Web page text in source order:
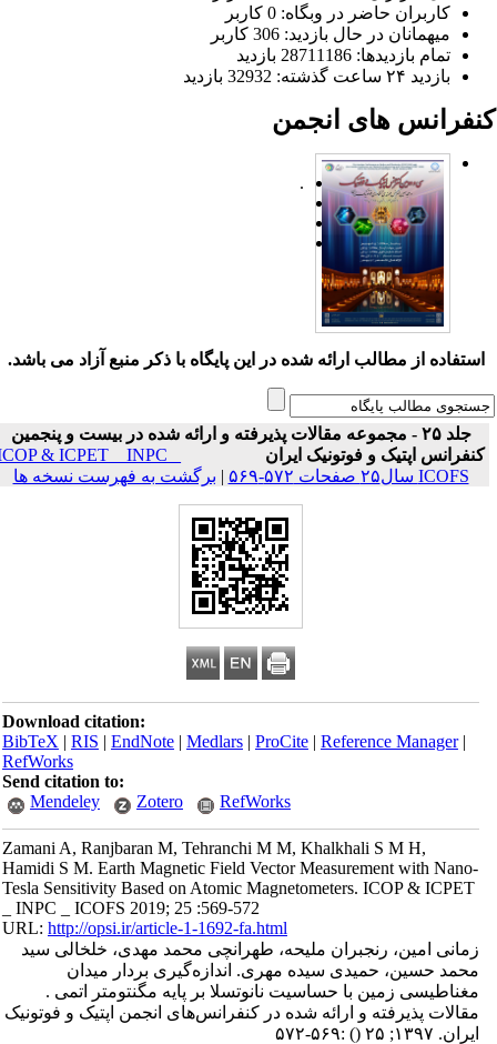
کاربران حاضر در وبگاه: 0 کاربر
میهمانان در حال بازدید: 306 کاربر
تمام بازدید‌ها: 28711186 بازدید
بازدید ۲۴ ساعت گذشته: 32932 بازدید
های انجمن
.
استفاده از مطالب ارائه شده در این پایگاه با ذکر منبع آزاد می باشد.
جلد ۲۵ - مجموعه مقالات پذیرفته و ارائه شده در بیست و پنجمین
کنفرانس اپتیک و فوتونیک ایران
ICOP & ICPET _ INPC _
ICOFS سال۲۵ صفحات ۵۷۲-۵۶۹
|برگشت به فهرست نسخه ها
Download citation:
BibTeX|RIS|EndNote|Medlars|ProCite|Reference Manager
RefWorks
Send citation to:
Mendeley
Zotero RefWorks
Zamani A, Ranjbaran M, Tehranchi M M, Khalkhali S M H,
Hamidi S M. Earth Magnetic Field Vector Measurement with Nano-
Tesla Sensitivity Based on Atomic Magnetometers. ICOP & ICPET
_ INPC _ ICOFS 2019; 25 :569-572
URL:http://opsi.ir/article-1-1692-fa.html
زمانی امین، رنجبران ملیحه، طهرانچی محمد مهدی، خلخالی سید
محمد حسین، حمیدی سیده مهری. اندازه‌گیری بردار میدان
مغناطیسی زمین با حساسیت نانوتسلا بر پایه مگنتومتر اتمی .
مقالات پذیرفته و ارائه شده در کنفرانس‌های انجمن اپتیک و فوتونیک
ایران. ۱۳۹۷; ۲۵
() :۵۶۹-۵۷۲